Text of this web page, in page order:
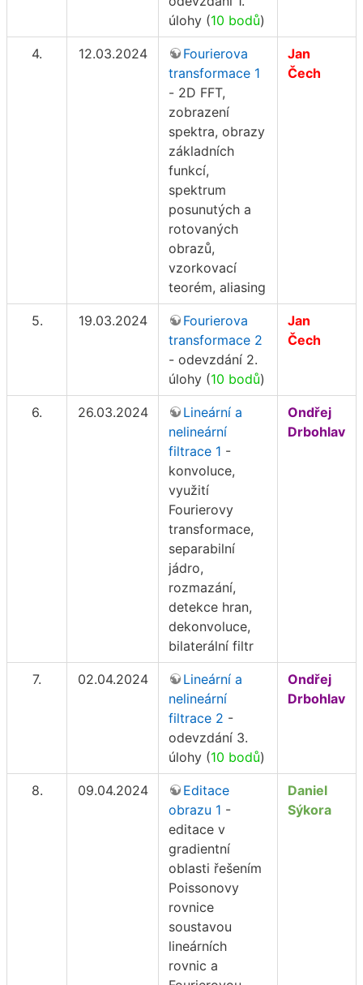
úlohy (10 bodů)
4. 12.03.2024
Fourierova
transformace 1
- 2D FFT,
zobrazení
spektra, obrazy
základních
funkcí,
spektrum
posunutých a
rotovaných
obrazů,
vzorkovací
teorém, aliasing
Jan
Čech
5. 19.03.2024
Fourierova
transformace 2
- odevzdání 2.
úlohy (10 bodů)
Jan
Čech
6. 26.03.2024
Lineární a
nelineární
filtrace 1 -
konvoluce,
využití
Fourierovy
transformace,
separabilní
jádro,
rozmazání,
detekce hran,
dekonvoluce,
bilaterální filtr
Ondřej
Drbohlav
7. 02.04.2024
Lineární a
nelineární
filtrace 2 -
odevzdání 3.
úlohy (10 bodů)
Ondřej
Drbohlav
8. 09.04.2024
Editace
obrazu 1 -
editace v
gradientní
oblasti řešením
Poissonovy
rovnice
soustavou
lineárních
rovnic a
Daniel
Sýkora